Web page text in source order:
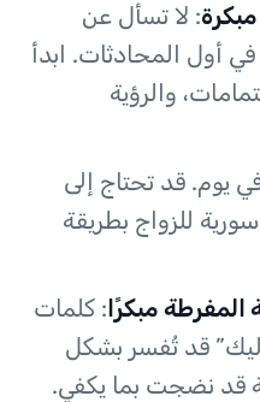
: لا تسأل عن
أول المحادثات. ابدأ
والرؤية
في يوم. قد تحتاج إلى
للزواج بطريقة
المفرطة مبكرًا: كلمات
قد تُفسر بشكل
قد نضجت بما يكفي.